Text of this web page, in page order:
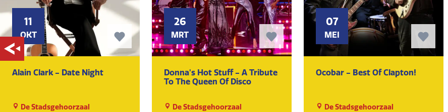
11
OKT
Alain Clark - Date Night
De Stadsgehoorzaal
26
MRT
Donna's Hot Stuff - A Tribute
To The Queen Of Disco
De Stadsgehoorzaal
07
MEI
Ocobar - Best Of Clapton!
De Stadsgehoorzaal